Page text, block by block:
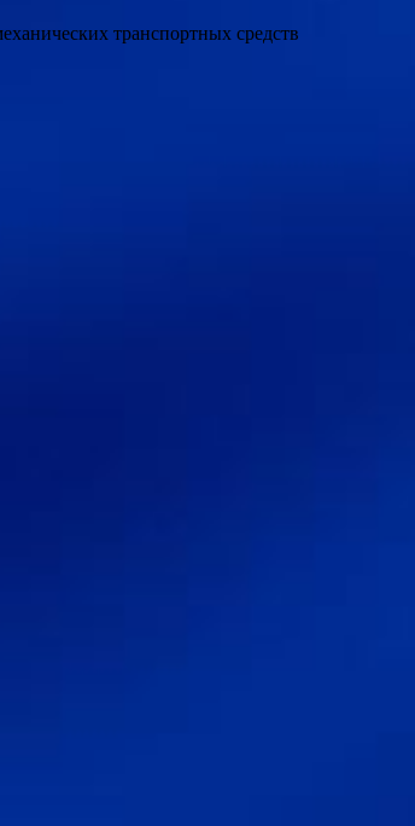
транспортных средств